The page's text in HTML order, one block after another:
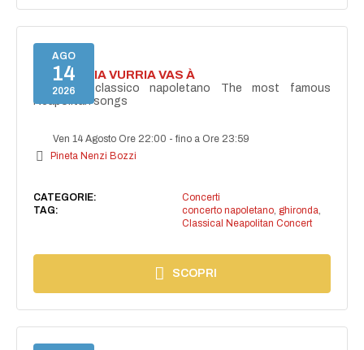
AGO
14
2026
I'TE VURRIA VURRIA VAS À
Concerto classico napoletano The most famous
Neapolitan songs
Ven 14 Agosto Ore 22:00 -fino a Ore 23:59
Pineta Nenzi Bozzi
CATEGORIE:
Concerti
TAG:
concerto napoletano, ghironda,
Classical Neapolitan Concert
SCOPRI